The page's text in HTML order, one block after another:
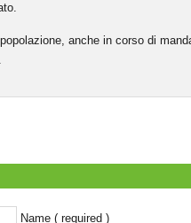
anche in corso di
Name ( required )